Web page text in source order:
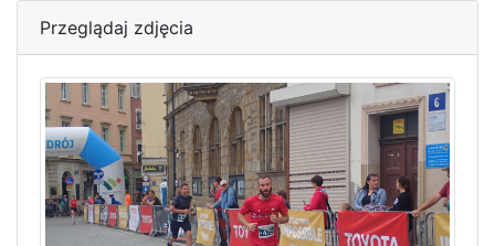
Przeglądaj zdjęcia